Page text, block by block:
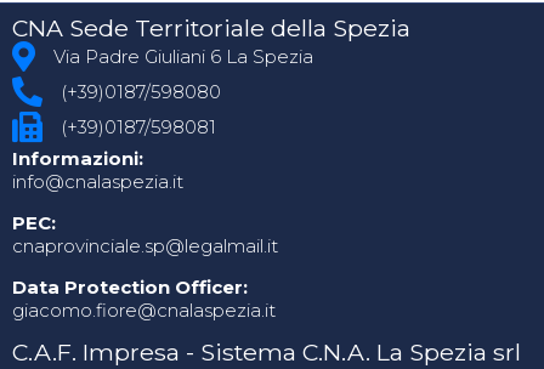
CNA Sede Territoriale della Spezia
Via Padre Giuliani 6 La Spezia
(+39)0187/598080
(+39)0187/598081
Informazioni:
info@cnalaspezia.it
PEC:
cnaprovinciale.sp@legalmail.it
Data Protection Officer:
giacomo.fiore@cnalaspezia.it
C.A.F. Impresa - Sistema C.N.A. La Spezia srl